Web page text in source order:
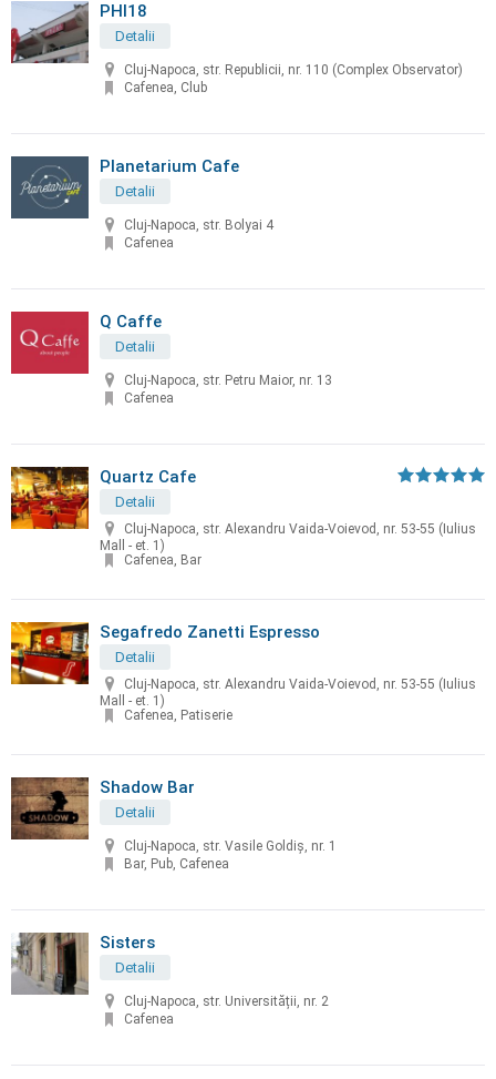
PHI18
Detalii
Cluj-Napoca, str. Republicii, nr. 110 (Complex Observator)
Cafenea, Club
Planetarium Cafe
Detalii
Cluj-Napoca, str. Bolyai 4
Cafenea
Q Caffe
Detalii
Cluj-Napoca, str. Petru Maior, nr. 13
Cafenea
Quartz Cafe
Detalii
Cluj-Napoca, str. Alexandru Vaida-Voievod, nr. 53-55 (Iulius
Mall - et. 1)
Cafenea, Bar
Segafredo Zanetti Espresso
Detalii
Cluj-Napoca, str. Alexandru Vaida-Voievod, nr. 53-55 (Iulius
Mall - et. 1)
Cafenea, Patiserie
Shadow Bar
Detalii
Cluj-Napoca, str. Vasile Goldiș, nr. 1
Bar, Pub, Cafenea
Sisters
Detalii
Cluj-Napoca, str. Universității, nr. 2
Cafenea